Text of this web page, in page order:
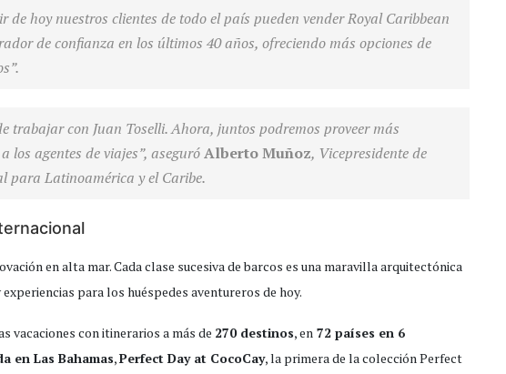
de hoy nuestros clientes de todo el país pueden vender Royal Caribbean
de confianza en los últimos 40 años, ofreciendo más opciones de
trabajar con Juan Toselli. Ahora, juntos podremos proveer más
los agentes de viajes”, aseguróAlberto Muñoz, Vicepresidente de
para Latinoamérica y el Caribe.
en alta mar. Cada clase sucesiva de barcos es una maravilla arquitectónica
para los huéspedes aventureros de hoy.
vacaciones con itinerarios a más de 270 destinos, en 72 países en 6
en Las Bahamas,Perfect Day at CocoCay, la primera de la colección Perfect